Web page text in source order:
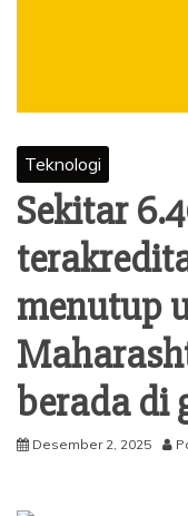
Teknologi
Sekitar
menutup
berada di
Desember 2, 2025